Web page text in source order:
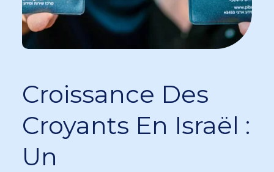
Croissance Des
Croyants En Israël :
Un